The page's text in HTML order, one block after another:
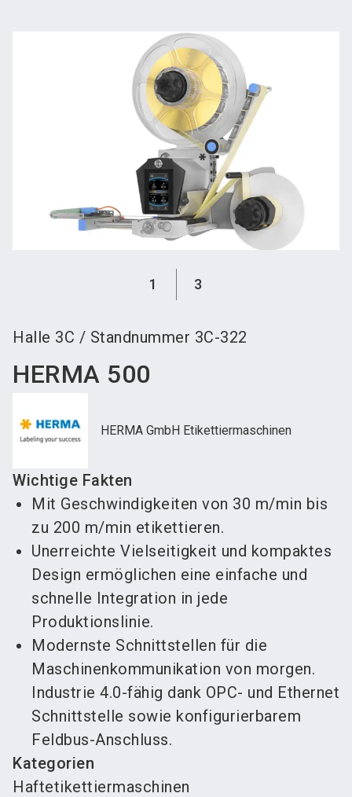
1 3
Halle 3C / Standnummer 3C-322
HERMA 500
HERMA GmbH Etikettiermaschinen
Wichtige Fakten
Mit Geschwindigkeiten von 30 m/min bis
zu 200 m/min etikettieren.
Unerreichte Vielseitigkeit und kompaktes
Design ermöglichen eine einfache und
schnelle Integration in jede
Produktionslinie.
Modernste Schnittstellen für die
Maschinenkommunikation von morgen.
Industrie 4.0-fähig dank OPC- und Ethernet
Schnittstelle sowie konfigurierbarem
Feldbus-Anschluss.
Kategorien
Haftetikettiermaschinen